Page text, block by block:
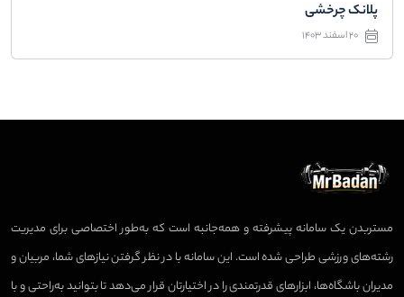
پلانک چرخشی
20 اسفند 1403
مستربدن یک سامانه پیشرفته و همه‌جانبه است که به‌طور اختصاصی برای مدیریت
رشته‌های ورزشی طراحی شده است. این سامانه با در نظر گرفتن نیازهای شما، مربیان و
مدیران باشگاه‌ها، ابزارهای قدرتمندی را در اختیارتان قرار می‌دهد تا بتوانید به‌راحتی و با